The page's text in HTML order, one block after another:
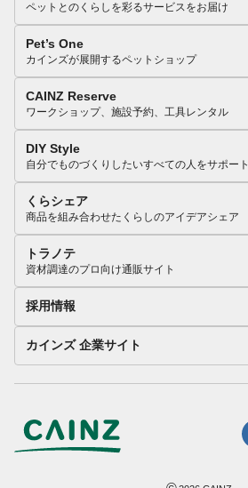
ペットとのくらしを彩るサービスをお届け
Pet’s One
カインズが展開するペットショップ
CAINZ Reserve
ワークショップ、施設予約、工具レンタル
DIY Style
自分でものづくりしたいすべての人をサポート
くらシェア
商品を組み合わせたくらしのアイデアシェア
トラノテ
資材調達のプロ向け通販サイト
採用情報
カインズ 企業サイト